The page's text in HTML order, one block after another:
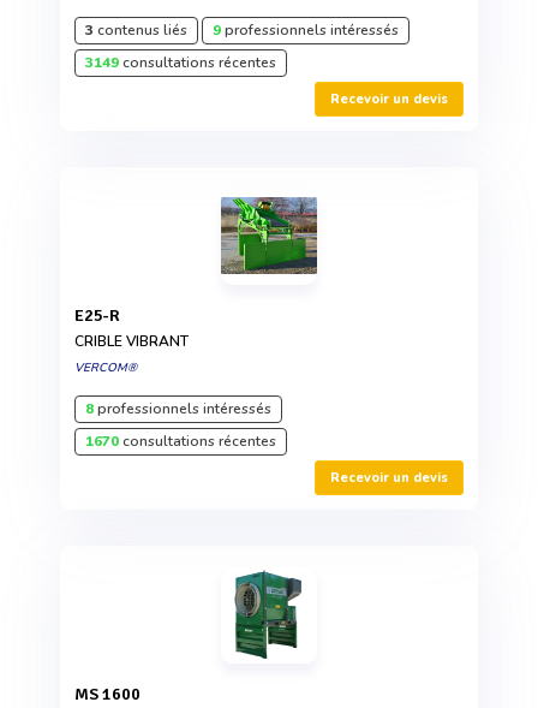
3 contenus liés 9professionnels intéressés
3149consultations récentes
Recevoir un devis
E25-R
CRIBLE VIBRANT
VERCOM®
8professionnels intéressés
1670consultations récentes
Recevoir un devis
MS 1600